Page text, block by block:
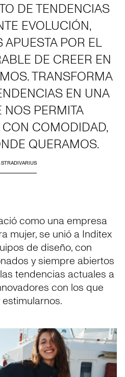
DE TENDENCIAS
EVOLUCIÓN,
APUESTA POR EL
DE CREER EN
TRANSFORMA
EN UNA
NOS PERMITA
COMODIDAD,
QUERAMOS.
STRADIVARIUS
como una empresa
mujer, se unió a Inditex
de diseño, con
y siempre abiertos
tendencias actuales a
con los que